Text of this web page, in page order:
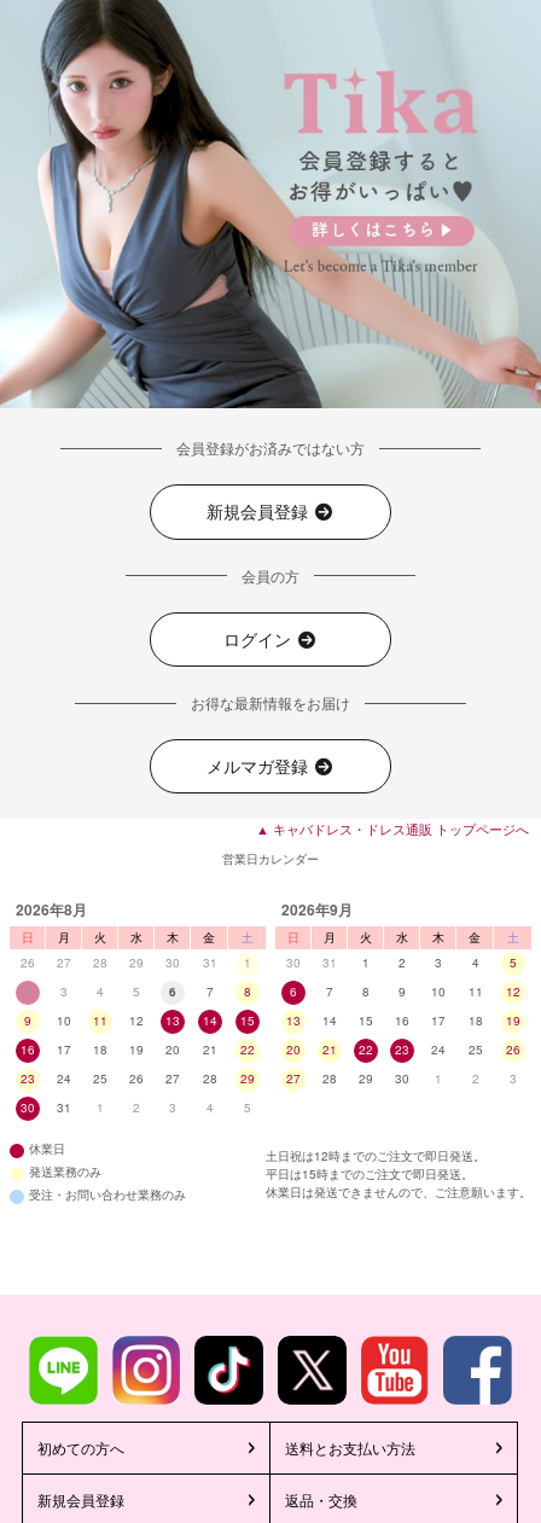
会員登録がお済みではない方
新規会員登録
会員の方
ログイン
お得な最新情報をお届け
メルマガ登録
▲ キャバドレス・ドレス通販 トップページへ
営業日カレンダー
2026年8月
日 月 火 水 木 金
土
26
27 28 29 30 31
1
2
3 4 5 6 7
8
9
10 11 12 13 14
15
16
17 18 19 20 21
22
23
24 25 26 27 28
29
30
31 1 2 3 4 5
2026年9月
日 月 火 水 木 金
土
30
31 1 2 3 4
5
6
7 8 9 10 11
12
13
14 15 16 17 18
19
20
21 22 23 24 25
26
27
28 29 30 1 2 3
休業日
発送業務のみ
受注・お問い合わせ業務のみ
土日祝は12時までのご注文で即日発送。
平日は15時までのご注文で即日発送。
休業日は発送できませんので、ご注意願います。
初めての方へ 送料とお支払い方法
新規会員登録 返品・交換